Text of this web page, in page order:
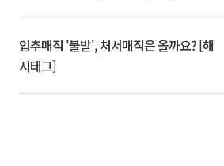
입추매직 '불발', 처서매직은 올까요? [해
시태그]